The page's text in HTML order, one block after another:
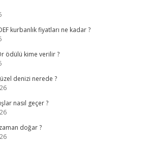
kurbanlık fiyatları ne kadar ?
ödülü kime verilir ?
denizi nerede ?
nasıl geçer ?
doğar ?